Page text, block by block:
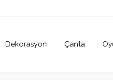
Dekorasyon Çanta